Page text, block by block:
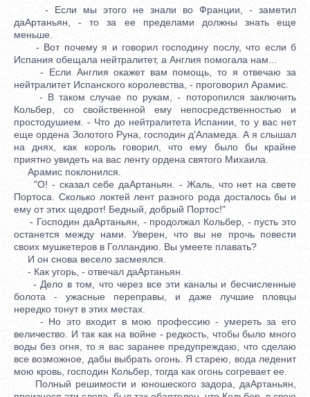
- Если мы этого не знали во Франции, - заметил
даАртаньян, - то за ее пределами должны знать еще
меньше.
- Вот почему я и говорил господину послу, что если б
Испания обещала нейтралитет, а Англия помогала нам...
- Если Англия окажет вам помощь, то я отвечаю за
нейтралитет Испанского королевства, - проговорил Арамис.
- В таком случае по рукам, - поторопился заключить
Кольбер, со свойственной ему непосредственностью и
простодушием. - Что до нейтралитета Испании, то у вас нет
еще ордена Золотого Руна, господин д'Аламеда. А я слышал
на днях, как король говорил, что ему было бы крайне
приятно увидеть на вас ленту ордена святого Михаила.
Арамис поклонился.
"О! - сказал себе даАртаньян. - Жаль, что нет на свете
Портоса. Сколько локтей лент разного рода досталось бы и
ему от этих щедрот! Бедный, добрый Портос!"
- Господин даАртаньян, - продолжал Кольбер, - пусть это
останется между нами. Уверен, что вы не прочь повести
своих мушкетеров в Голландию. Вы умеете плавать?
И он снова весело засмеялся.
- Как угорь, - отвечал даАртаньян.
- Дело в том, что через все эти каналы и бесчисленные
болота - ужасные переправы, и даже лучшие пловцы
нередко тонут в этих местах.
- Но это входит в мою профессию - умереть за его
величество. И так как на войне - редкость, чтобы было много
воды без огня, то я вас заранее предупреждаю, что сделаю
все возможное, дабы выбрать огонь. Я старею, вода леденит
мою кровь, господин Кольбер, тогда как огонь согревает ее.
Полный решимости и юношеского задора, даАртаньян,